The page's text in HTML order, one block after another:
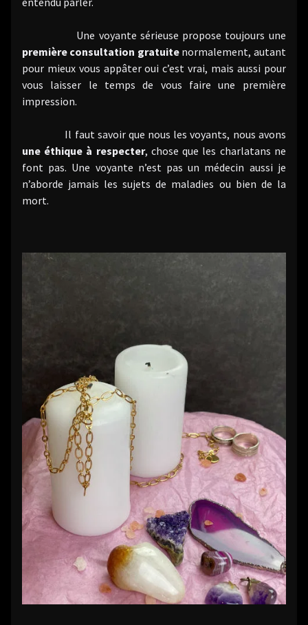
Une voyante sérieuse propose toujours une
première consultation gratuitenormalement, autant
pour mieux vous appâter oui c’est vrai, mais aussi pour
vous laisser le temps de vous faire une première
impression.
Il faut savoir que nous les voyants, nous avons
une éthique à respecter, chose que les charlatans ne
font pas. Une voyante n’est pas un médecin aussi je
n’aborde jamais les sujets de maladies ou bien de la
mort.